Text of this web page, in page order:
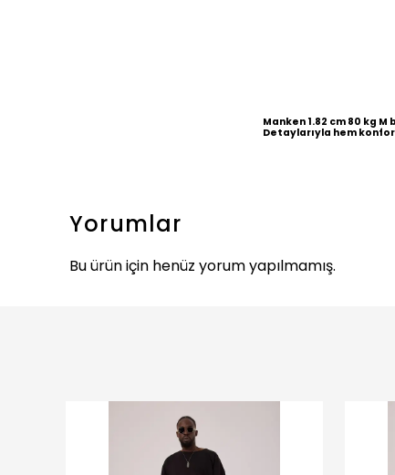
Manken 1.82 cm 80 kg M
Detaylarıyla hem
Yorumlar
Bu ürün için henüz yorum yapılmamış.